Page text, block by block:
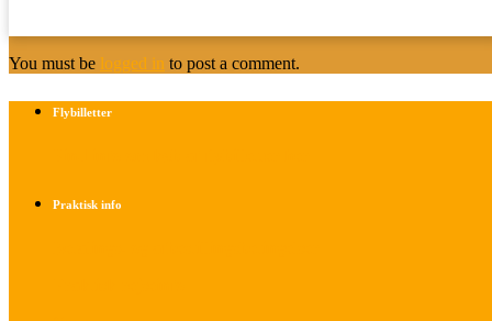
You must be logged in to post a comment.
Flybilletter
Praktisk info